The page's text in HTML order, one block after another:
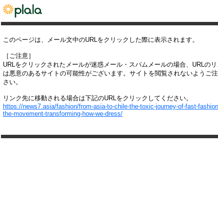
このページは、メール文中のURLをクリックした際に表示されます。
［ご注意］
URLをクリックされたメールが迷惑メール・スパムメールの場合、URLの
は悪意のあるサイトの可能性がございます。サイトを閲覧されないようご
さい。
リンク先に移動される場合は下記のURLをクリックしてください。
https://news7.asia/fashion/from-asia-to-chile-the-toxic-journey-of-fast-
the-movement-transforming-how-we-dress/